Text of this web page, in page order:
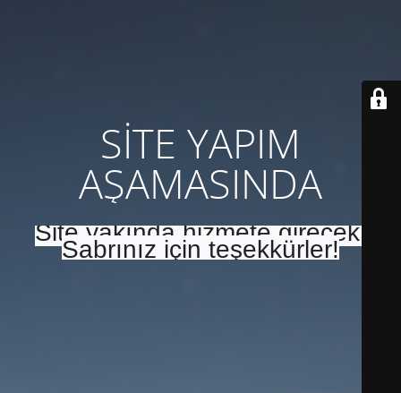
SİTE YAPIM
AŞAMASINDA
Site yakında hizmete girecek.
Sabrınız için teşekkürler!